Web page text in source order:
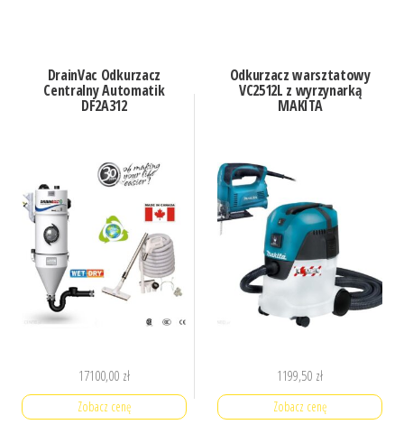
DrainVac Odkurzacz
Centralny Automatik
DF2A312
17100,00 zł
Zobacz cenę
Odkurzacz warsztatowy
VC2512L z wyrzynarką
MAKITA
1199,50 zł
Zobacz cenę